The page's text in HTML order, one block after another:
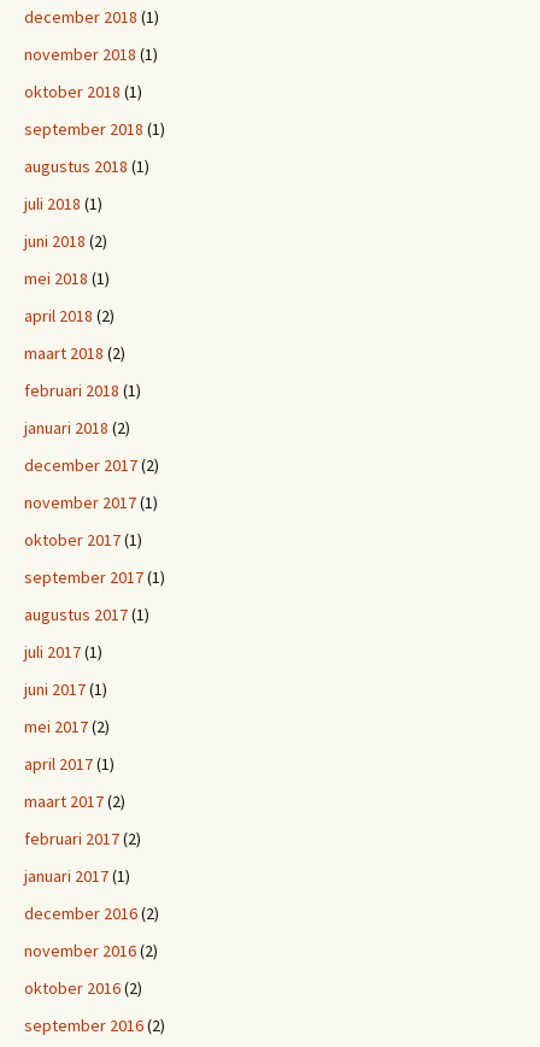
december 2018 (1)
november 2018 (1)
oktober 2018 (1)
september 2018 (1)
augustus 2018 (1)
juli 2018 (1)
juni 2018 (2)
mei 2018 (1)
april 2018 (2)
maart 2018 (2)
februari 2018 (1)
januari 2018 (2)
december 2017(2)
november 2017(1)
oktober 2017(1)
september 2017(1)
augustus 2017(1)
juli 2017(1)
juni 2017(1)
mei 2017(2)
april 2017(1)
maart 2017(2)
februari 2017(2)
januari 2017(1)
december 2016(2)
november 2016(2)
oktober 2016(2)
september 2016(2)